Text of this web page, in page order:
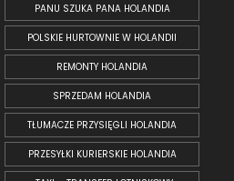
PANU SZUKA PANA HOLANDIA
POLSKIE HURTOWNIE W HOLANDII
REMONTY HOLANDIA
SPRZEDAM HOLANDIA
TŁUMACZE PRZYSIĘGLI HOLANDIA
PRZESYŁKI KURIERSKIE HOLANDIA